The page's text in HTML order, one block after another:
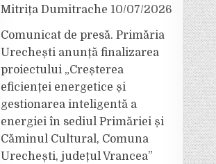
Mitrița Dumitrache 10/07/2026
Comunicat de presă. Primăria
Urechești anunță finalizarea
proiectului „Creșterea
eficienței energetice și
gestionarea inteligentă a
energiei în sediul Primăriei și
Căminul Cultural, Comuna
Urechești, județul Vrancea”